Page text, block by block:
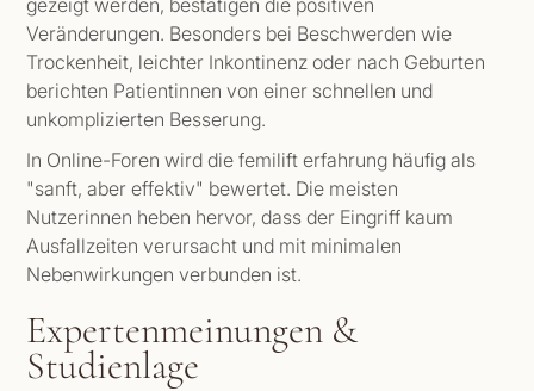
gezeigt werden, bestätigen die positiven
Veränderungen. Besonders bei Beschwerden wie
Trockenheit, leichter Inkontinenz oder nach Geburten
berichten Patientinnen von einer schnellen und
unkomplizierten Besserung.
In Online-Foren wird die femilift erfahrung häufig als
"sanft, aber effektiv" bewertet. Die meisten
Nutzerinnen heben hervor, dass der Eingriff kaum
Ausfallzeiten verursacht und mit minimalen
Nebenwirkungen verbunden ist.
Expertenmeinungen &
Studienlage